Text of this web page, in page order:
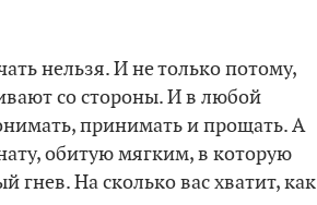
нельзя. И не только потому,
со стороны. И в любой
принимать и прощать. А
обитую мягким, в которую
гнев. На сколько вас хватит, как